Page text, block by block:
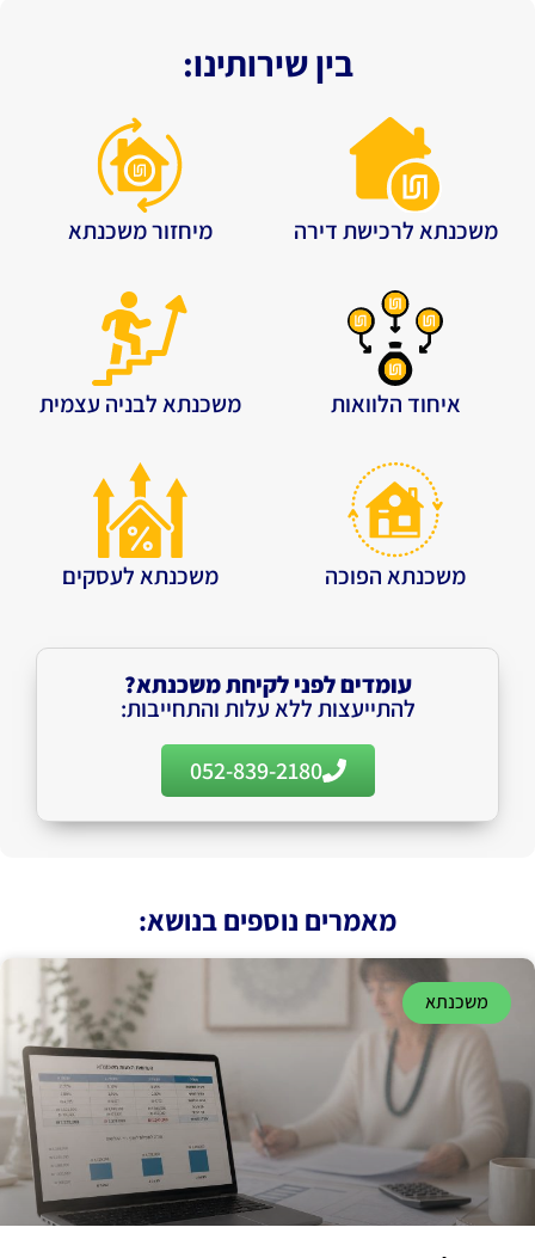
בין שירותינו:
משכנתא לרכישת דירה מיחזור משכנתא
איחוד הלוואות משכנתא לבניה עצמית
משכנתא הפוכה משכנתא לעסקים
עומדים לפני לקיחת משכנתא?
להתייעצות ללא עלות והתחייבות:
052-839-2180
מאמרים נוספים בנושא:
משכנתא